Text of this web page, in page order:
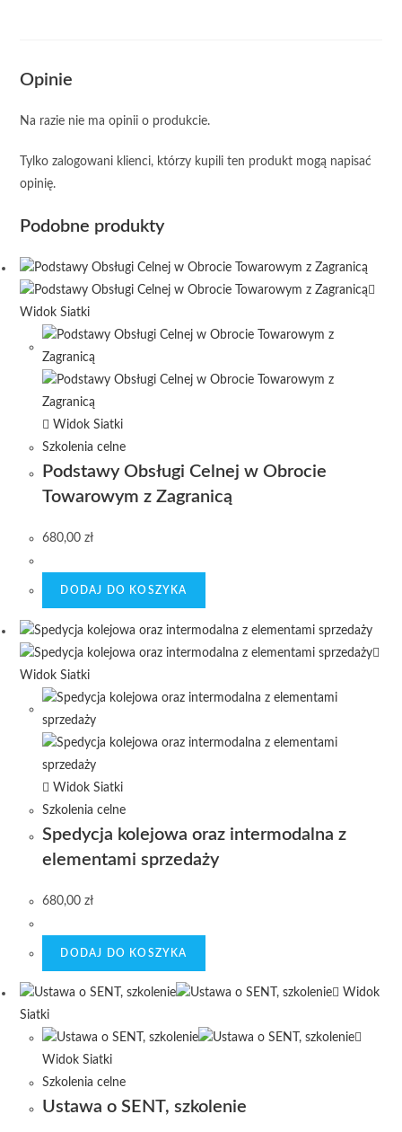
Opinie
Na razie nie ma opinii o produkcie.
Tylko zalogowani klienci, którzy kupili ten produkt mogą napisać
opinię.
Podobne produkty
Widok Siatki
Widok Siatki
Szkolenia celne
Podstawy Obsługi Celnej w Obrocie
Towarowym z Zagranicą
680,00zł
DODAJ DO KOSZYKA
Widok Siatki
Widok Siatki
Szkolenia celne
Spedycja kolejowa oraz intermodalna z
elementami sprzedaży
680,00zł
DODAJ DO KOSZYKA
Widok
Siatki
Widok Siatki
Szkolenia celne
Ustawa o SENT, szkolenie